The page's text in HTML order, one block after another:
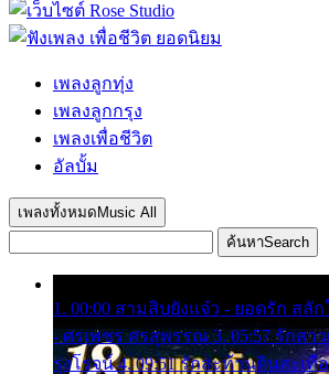
เพลงลูกทุ่ง
เพลงลูกกรุง
เพลงเพื่อชีวิต
อัลบั้ม
เพลงทั้งหมด Music All
ค้นหาSearch
1. 00:00 สามสิบยังแจ๋ว - ยอดรัก สลัก
- ศรเพชร ศรสุพรรณ 3. 05:57 รักสา
รุ่งโรจน์ 4. 09:51 รักสะท้านดินสะเทื